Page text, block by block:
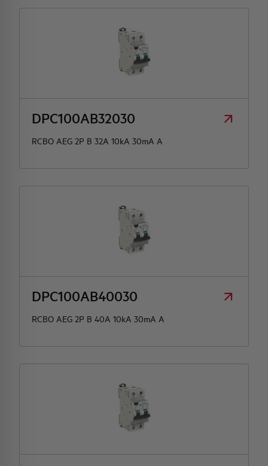
DPC100AB32030
RCBO AEG 2P B 32A 10kA 30mA A
DPC100AB40030
RCBO AEG 2P B 40A 10kA 30mA A